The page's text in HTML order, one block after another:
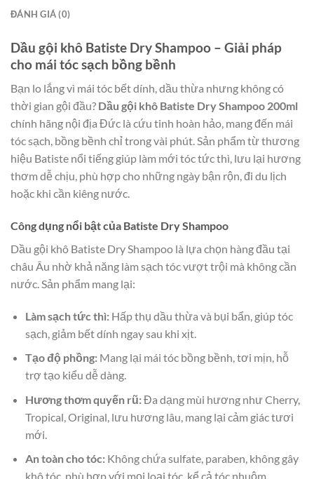
ĐÁNH GIÁ (0)
Dầu gội khô Batiste Dry Shampoo – Giải pháp
cho mái tóc sạch bồng bềnh
Bạn lo lắng vì mái tóc bết dính, dầu thừa nhưng không có
thời gian gội đầu? Dầu gội khô Batiste Dry Shampoo 200ml
chính hãng nội địa Đức là cứu tinh hoàn hảo, mang đến mái
tóc sạch, bồng bềnh chỉ trong vài phút. Sản phẩm từ thương
hiệu Batiste nổi tiếng giúp làm mới tóc tức thì, lưu lại hương
thơm dễ chịu, phù hợp cho những ngày bận rộn, đi du lịch
hoặc khi cần kiêng nước.
Công dụng nổi bật của Batiste Dry Shampoo
Dầu gội khô Batiste Dry Shampoo là lựa chọn hàng đầu tại
châu Âu nhờ khả năng làm sạch tóc vượt trội mà không cần
nước. Sản phẩm mang lại:
Làm sạch tức thì:Hấp thụ dầu thừa và bụi bẩn, giúp tóc
sạch, giảm bết dính ngay sau khi xịt.
Tạo độ phồng:Mang lại mái tóc bồng bềnh, tơi mịn, hỗ
trợ tạo kiểu dễ dàng.
Hương thơm quyến rũ:Đa dạng mùi hương như Cherry,
Tropical, Original, lưu hương lâu, mang lại cảm giác tươi
mới.
An toàn cho tóc:Không chứa sulfate, paraben, không gây
khô tóc, phù hợp với mọi loại tóc, kể cả tóc nhuộm.